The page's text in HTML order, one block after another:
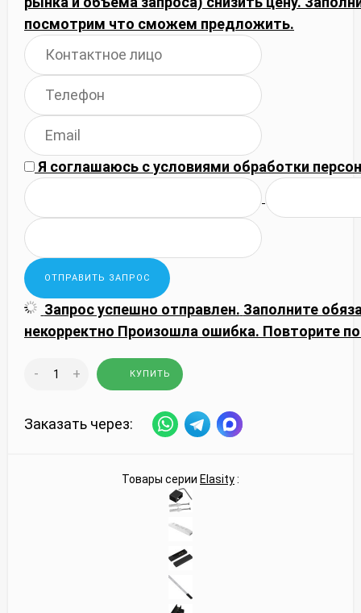
посмотрим что сможем предложить.
Я соглашаюсь сусловиями обработки
Запрос успешно отправлен. Заполните
некорректно Произошла ошибка. Повторите
- + КУПИТЬ
Заказать через:
Товары серии Elasity: